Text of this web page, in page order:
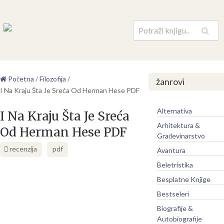
Pretraga
Početna /Filozofija /
I Na Kraju Šta Je Sreća Od Herman Hese PDF
I Na Kraju Šta Je Sreća
Od Herman Hese PDF
recenzija pdf
žanrovi
Alternativa
Arhitektura &
Građevinarstvo
Avantura
Beletristika
Besplatne Knjige
Bestseleri
Biografije &
Autobiografije